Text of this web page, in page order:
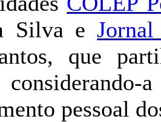
Silva e
que
pessoal